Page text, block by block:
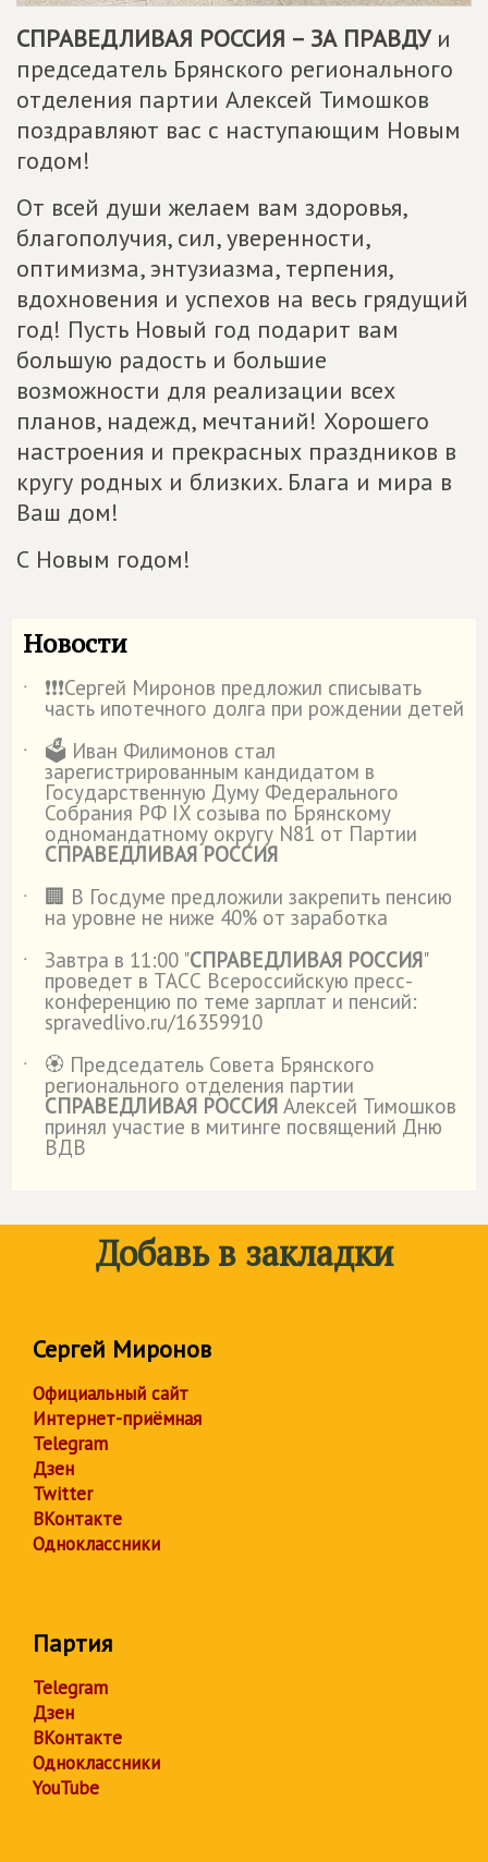
СПРАВЕДЛИВАЯ РОССИЯ – ЗА ПРАВДУи
председатель Брянского регионального
отделения партии Алексей Тимошков
поздравляют вас с наступающим Новым
годом!
От всей души желаем вам здоровья,
благополучия, сил, уверенности,
оптимизма, энтузиазма, терпения,
вдохновения и успехов на весь грядущий
год! Пусть Новый год подарит вам
большую радость и большие
возможности для реализации всех
планов, надежд, мечтаний! Хорошего
настроения и прекрасных праздников в
кругу родных и близких. Блага и мира в
Ваш дом!
С Новым годом!
Новости
˙ ❗️❗️❗️Сергей Миронов предложил списывать
часть ипотечного долга при рождении детей
˙
🗳️ Иван Филимонов стал
зарегистрированным кандидатом в
Государственную Думу Федерального
Собрания РФ IX созыва по Брянскому
одномандатному округу N81 от Партии
СПРАВЕДЛИВАЯ РОССИЯ
˙
🏢 В Госдуме предложили закрепить пенсию
на уровне не ниже 40% от заработка
˙
Завтра в 11:00 "СПРАВЕДЛИВАЯ РОССИЯ"
проведет в ТАСС Всероссийскую пресс-
конференцию по теме зарплат и пенсий:
spravedlivo.ru/16359910
˙
🏵️ Председатель Совета Брянского
регионального отделения партии
СПРАВЕДЛИВАЯ РОССИЯ Алексей Тимошков
принял участие в митинге посвящений Дню
ВДВ
Добавь в закладки
Сергей Миронов
Официальный сайт
Интернет-приёмная
Telegram
Дзен
Twitter
ВКонтакте
Одноклассники
Партия
Telegram
Дзен
ВКонтакте
Одноклассники
YouTube